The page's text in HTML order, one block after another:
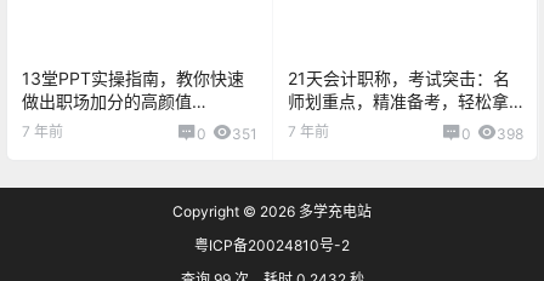
13堂PPT实操指南，教你快速
做出职场加分的高颜值
PPT【完结】
7 年前 0 351
21天会计职称，考试突击：名
师划重点，精准备考，轻松拿
证！
7 年前 0 398
Copyright © 2026 多学充电站
粤ICP备20024810号-2